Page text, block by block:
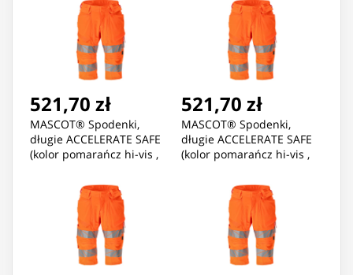
521,70 zł
MASCOT® Spodenki,
długie ACCELERATE SAFE
(kolor pomarańcz hi-vis ,
521,70 zł
MASCOT® Spodenki,
długie ACCELERATE SAFE
(kolor pomarańcz hi-vis ,